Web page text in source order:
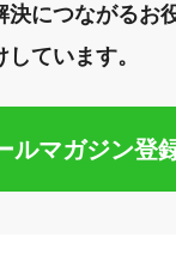
決につながるお
ています。
ルマガジン登